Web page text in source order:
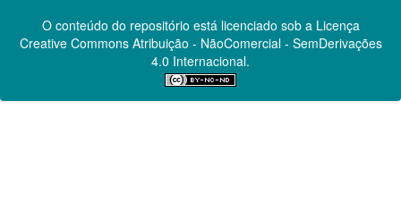
O conteúdo do repositório está licenciado sob a Licença
Creative CommonsAtribuição - NãoComercial - SemDerivações
4.0 Internacional.